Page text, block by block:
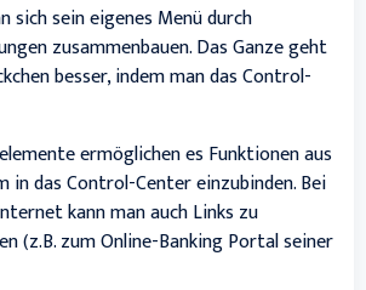
sich sein eigenes Menü durch
zusammenbauen. Das Ganze geht
besser, indem man das Control-
ermöglichen es Funktionen aus
in das Control-Center einzubinden. Bei
kann man auch Links zu
(z.B. zum Online-Banking Portal seiner